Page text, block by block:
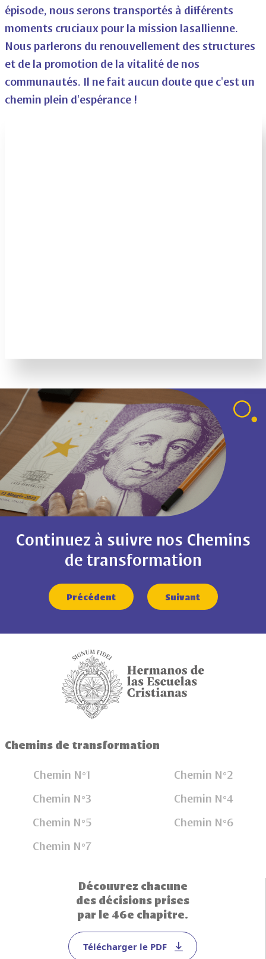
épisode, nous serons transportés à différents
moments cruciaux pour la mission lasallienne.
Nous parlerons du renouvellement des structures
et de la promotion de la vitalité de nos
communautés. Il ne fait aucun doute que c'est un
chemin plein d'espérance !
Continuez à suivre nos Chemins
de transformation
Précédent Suivant
Chemins de transformation
Chemin N°1
Chemin N°2
Chemin N°3
Chemin N°4
Chemin N°5
Chemin N°6
Chemin N°7
Découvrez chacune
des décisions prises
par le 46e chapitre.
Télécharger le PDF